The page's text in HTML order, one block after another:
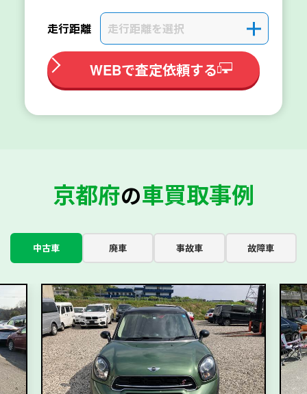
走行距離 走行距離を選択 ＋
WEBで査定依頼する
京都府の車買取事例
中古車 廃車 事故車 故障車